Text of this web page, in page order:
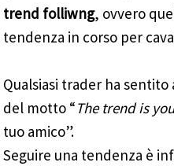
trend folliwng, ovvero
tendenza in corso per
Qualsiasi trader ha
del motto “The trend is
tuo amico”.
Seguire una tendenza è